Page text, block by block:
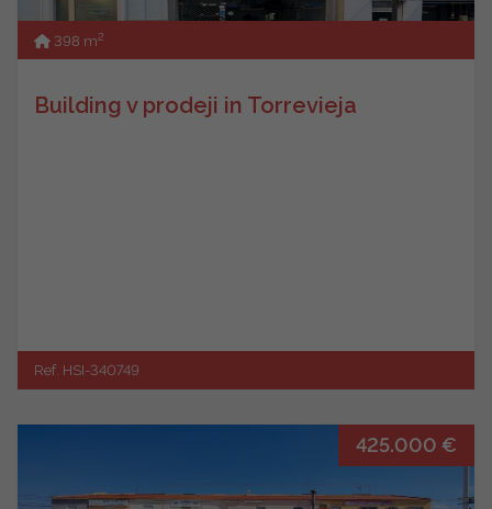
398 m2
Building v prodeji in Torrevieja
Ref. HSI-340749
425.000 €